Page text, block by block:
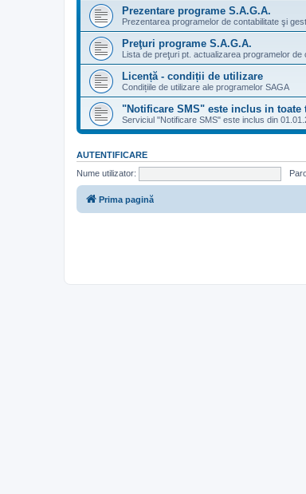
Prezentare programe S.A.G.A.
Prezentarea programelor de contabilitate şi
Preţuri programe S.A.G.A.
Lista de preţuri pt. actualizarea programelor de
Licență - condiții de utilizare
Condițiile de utilizare ale programelor SAGA
"Notificare SMS" este inclus in toate
Serviciul "Notificare SMS" este inclus din
AUTENTIFICARE
Nume utilizator:
Prima pagină